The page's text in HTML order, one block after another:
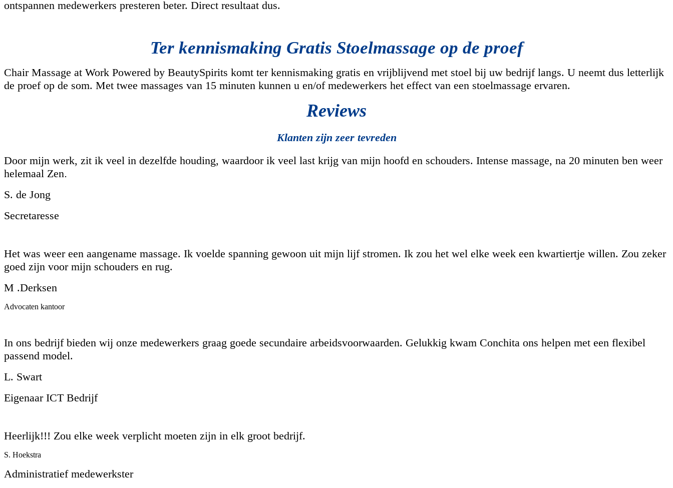
ontspannen medewerkers presteren beter. Direct resultaat dus.
Ter kennismaking Gratis Stoelmassage op de proef
Chair Massage at Work Powered by BeautySpirits komt ter kennismaking gratis en vrijblijvend met stoel bij uw bedrijf langs. U neemt dus letterlijk
de proef op de som. Met twee massages van 15 minuten kunnen u en/of medewerkers het effect van een stoelmassage ervaren.
Reviews
Klanten zijn zeer tevreden
Door mijn werk, zit ik veel in dezelfde houding, waardoor ik veel last krijg van mijn hoofd en schouders. Intense massage, na 20 minuten ben weer
helemaal Zen.
S. de Jong
Secretaresse
Het was weer een aangename massage. Ik voelde spanning gewoon uit mijn lijf stromen. Ik zou het wel elke week een kwartiertje willen. Zou zeker
goed zijn voor mijn schouders en rug.
M .Derksen
Advocaten kantoor
In ons bedrijf bieden wij onze medewerkers graag goede secundaire arbeidsvoorwaarden. Gelukkig kwam Conchita ons helpen met een flexibel
passend model.
L. Swart
Eigenaar ICT Bedrijf
Heerlijk!!! Zou elke week verplicht moeten zijn in elk groot bedrijf.
S. Hoekstra
Administratief medewerkster